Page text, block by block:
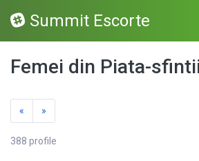
Summit Escorte
Femei din Piata-
« »
388 profile